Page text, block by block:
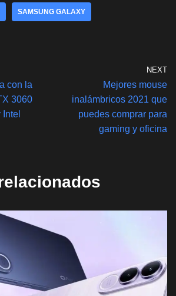
y
e
SAMSUNG GALAXY
con la
3060
NEXT
Mejores mouse
inalámbricos 2021 que
puedes comprar para
gaming y oficina